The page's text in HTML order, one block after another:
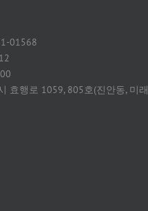
01568
효행로 1059, 805호(진안동, 미래